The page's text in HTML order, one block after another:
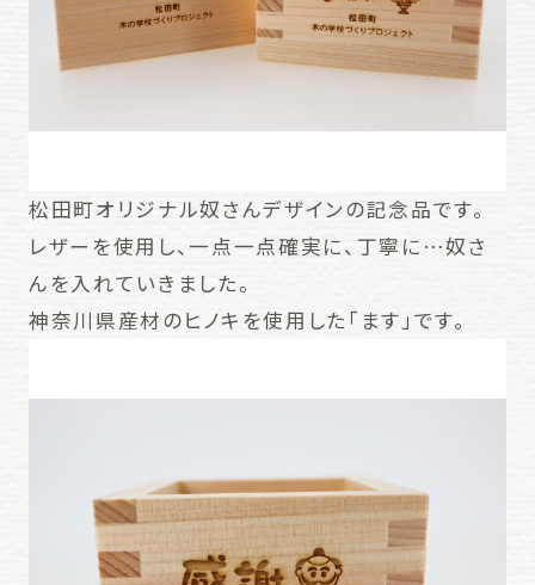
松田町オリジナル奴さんデザインの記念品です。
レザーを使用し、一点一点確実に、丁寧に…奴さ
んを入れていきました。
神奈川県産材のヒノキを使用した「ます」です。